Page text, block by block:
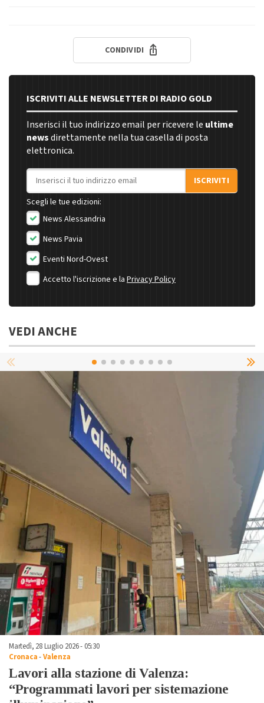
CONDIVIDI
ISCRIVITI ALLE NEWSLETTER DI RADIO GOLD
Inserisci il tuo indirizzo email per ricevere le ultime
newsdirettamente nella tua casella di posta
elettronica.
Indirizzo email
ISCRIVITI
Scegli le tue edizioni:
News Alessandria
News Pavia
Eventi Nord-Ovest
Accetto l'iscrizione e la Privacy Policy
VEDI ANCHE
Martedì, 28 Luglio 2026 - 05:30
Cronaca-Valenza
Lavori alla stazione di Valenza:
“Programmati lavori per sistemazione